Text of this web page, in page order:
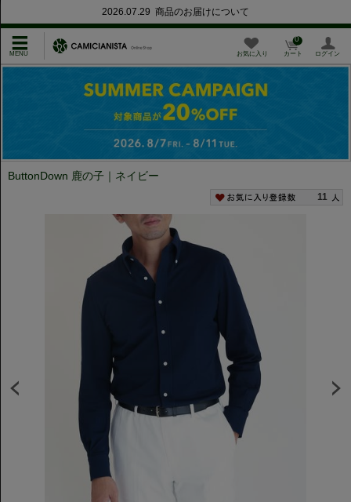
2026.07.29 商品のお届けについて
お気に入り カート
0
ログイン
ButtonDown 鹿の子｜ネイビー
11